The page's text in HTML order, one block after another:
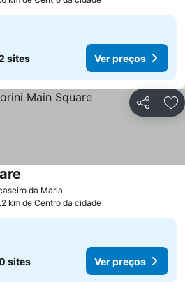
sites Ver preços
Partilhar
da Maria
km de Centro da cidade
sites Ver preços